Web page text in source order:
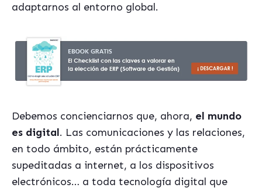
adaptarnos al entorno global.
Debemos concienciarnos que, ahora, el mundo
es digital. Las comunicaciones y las relaciones,
en todo ámbito, están prácticamente
supeditadas a internet, a los dispositivos
electrónicos… a toda tecnología digital que